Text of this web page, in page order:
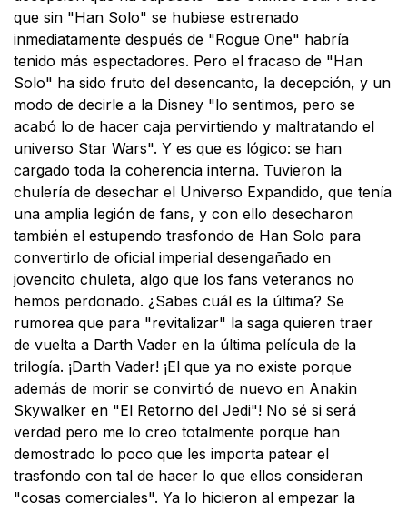
que sin "Han Solo" se hubiese estrenado
inmediatamente después de "Rogue One" habría
tenido más espectadores. Pero el fracaso de "Han
Solo" ha sido fruto del desencanto, la decepción, y un
modo de decirle a la Disney "lo sentimos, pero se
acabó lo de hacer caja pervirtiendo y maltratando el
universo Star Wars". Y es que es lógico: se han
cargado toda la coherencia interna. Tuvieron la
chulería de desechar el Universo Expandido, que tenía
una amplia legión de fans, y con ello desecharon
también el estupendo trasfondo de Han Solo para
convertirlo de oficial imperial desengañado en
jovencito chuleta, algo que los fans veteranos no
hemos perdonado. ¿Sabes cuál es la última? Se
rumorea que para "revitalizar" la saga quieren traer
de vuelta a Darth Vader en la última película de la
trilogía. ¡Darth Vader! ¡El que ya no existe porque
además de morir se convirtió de nuevo en Anakin
Skywalker en "El Retorno del Jedi"! No sé si será
verdad pero me lo creo totalmente porque han
demostrado lo poco que les importa patear el
trasfondo con tal de hacer lo que ellos consideran
"cosas comerciales". Ya lo hicieron al empezar la